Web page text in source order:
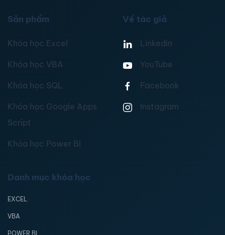
Sản phẩm
Khóa học Excel
Khóa học VBA
Khóa học SQL
Khóa học Google Apps
Script
Khóa học Power BI
Về tác giả
Linkedin
YouTube
Facebook
Instagram
Danh mục khóa học
EXCEL
VBA
POWER BI